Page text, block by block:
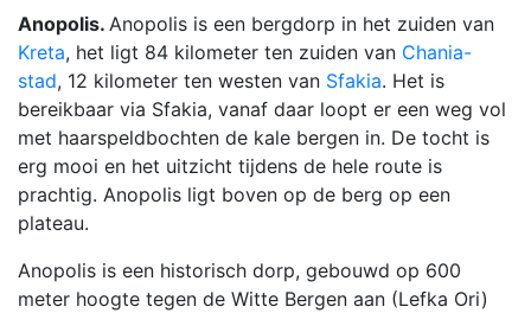
Anopolis. Anopolis is een bergdorp in het zuiden van
Kreta, het ligt 84 kilometer ten zuiden van Chania-
stad, 12 kilometer ten westen van Sfakia. Het is
bereikbaar via Sfakia, vanaf daar loopt er een weg vol
met haarspeldbochten de kale bergen in. De tocht is
erg mooi en het uitzicht tijdens de hele route is
prachtig. Anopolis ligt boven op de berg op een
plateau.
Anopolis is een historisch dorp, gebouwd op 600
meter hoogte tegen de Witte Bergen aan (Lefka Ori)